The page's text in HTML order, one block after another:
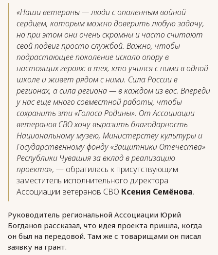
«Наши ветераны — люди с опаленным войной
сердцем, которым можно доверить любую задачу,
но при этом они очень скромны и часто считают
свой подвиг просто службой. Важно, чтобы
подрастающее поколение искало опору в
настоящих героях: в тех, кто учился с ними в одной
школе и живет рядом с ними. Сила России в
регионах, а сила региона — в каждом из вас. Впереди
у нас еще много совместной работы, чтобы
сохранить эти «Голоса Родины». От Ассоциации
ветеранов СВО хочу выразить благодарность
Национальному музею, Министерству культуры и
Государственному фонду «Защитники Отечества»
Республики Чувашия за вклад в реализацию
проекта», — обратилась к присутствующим
заместитель исполнительного директора
Ассоциации ветеранов СВО Ксения Семёнова.
Руководитель региональной Ассоциации Юрий
Богданов рассказал, что идея проекта пришла, когда
он был на передовой. Там же с товарищами он писал
заявку на грант.